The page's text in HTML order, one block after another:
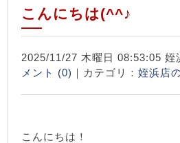
こんにちは(^^♪
2025/11/27 木曜日 08:53:05 姪
メント (0) ｜カテゴリ： 姪浜店
こんにちは！